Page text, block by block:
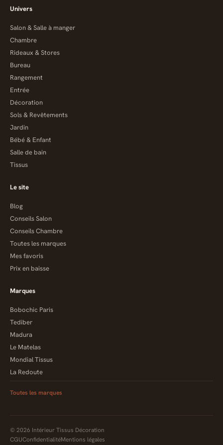
Univers
Salon & Salle à manger
Chambre
Rideaux & Stores
Bureau
Rangement
Entrée
Décoration
Sols & Revêtements
Jardin
Bébé & Enfant
Salle de bain
Tissus
Le site
Blog
Conseils Salon
Conseils Chambre
Toutes les marques
Mes favoris
Prix en baisse
Marques
Bobochic Paris
Tediber
Madura
Le Matelas
Mondial Tissus
La Redoute
Toutes les marques
© 2026 Intérieur Tissus Décoration
CGUConfidentialitéMentions légales